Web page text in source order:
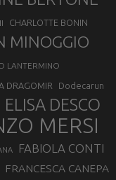
CHARLOTTE BONIN
MINOGGIO
LANTERMINO
DRAGOMIR Dodecarun
ELISA DESCO
MERSI
FABIOLA CONTI
FRANCESCA CANEPA